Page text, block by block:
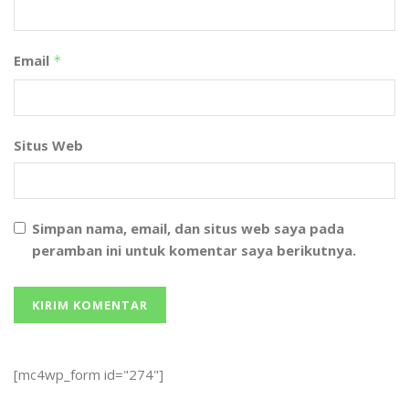
Email *
Situs Web
Simpan nama, email, dan situs web saya pada
peramban ini untuk komentar saya berikutnya.
[mc4wp_form id="274"]